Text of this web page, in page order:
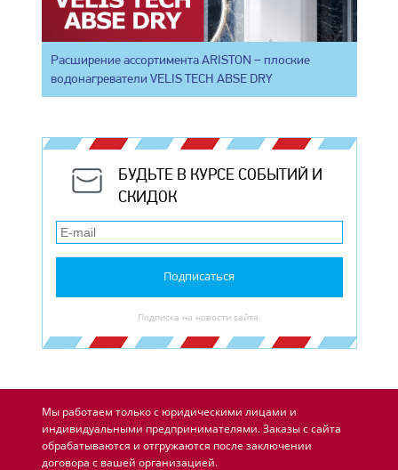
Расширение ассортимента ARISTON – плоские
водонагреватели VELIS TECH ABSE DRY
БУДЬТЕ В КУРСЕ СОБЫТИЙ И
СКИДОК
Подписаться
Подписка на новости сайта.
Мы работаем только с юридическими лицами и
индивидуальными предпринимателями. Заказы с сайта
обрабатываются и отгружаются после заключении
договора с вашей организацией.